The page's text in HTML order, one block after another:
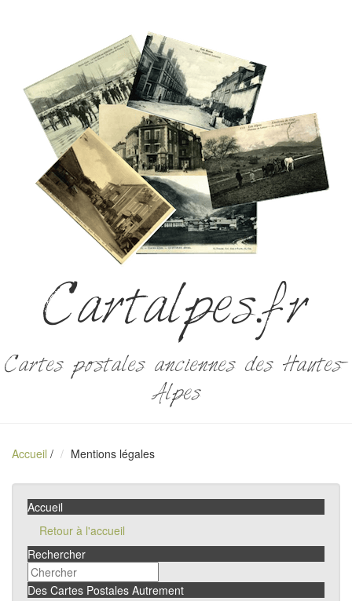
Cartalpes.fr
Cartes postales anciennes des Hautes-
Alpes
Accueil / Mentions légales
Accueil
Retour à l'accueil
Rechercher
Des Cartes Postales Autrement